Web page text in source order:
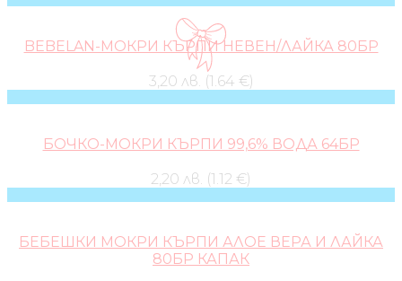
BEBELAN-МОКРИ КЪРПИ НЕВЕН/ЛАЙКА 80БР
3,20 лв. (1.64 €)
БОЧКО-МОКРИ КЪРПИ 99,6% ВОДА 64БР
2,20 лв. (1.12 €)
БЕБЕШКИ МОКРИ КЪРПИ АЛОЕ ВЕРА И ЛАЙКА
80БР КАПАК